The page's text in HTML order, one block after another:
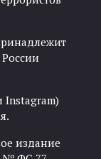
Instagram)
издание